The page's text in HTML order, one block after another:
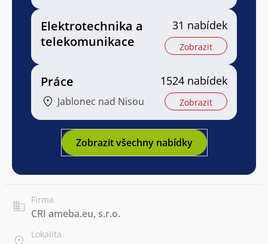
Elektrotechnika a
telekomunikace
31 nabídek
Zobrazit
Práce
Jablonec nad Nisou
1524 nabídek
Zobrazit
Zobrazit všechny nabídky
Firma
CRI ameba.eu, s.r.o.
Lokalita